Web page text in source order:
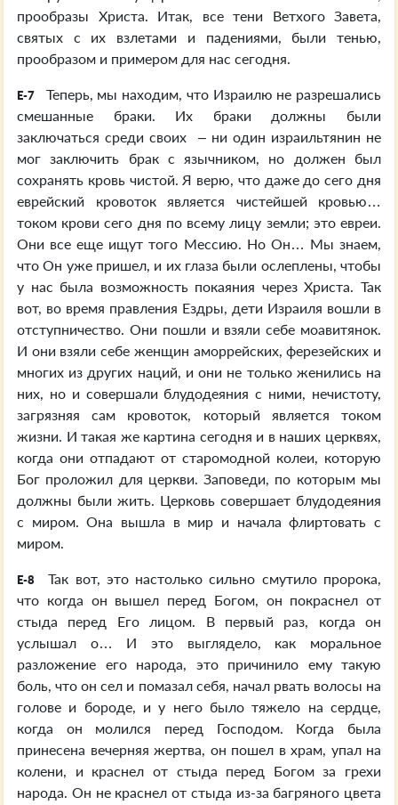
прообразы Христа. Итак, все тени Ветхого Завета,
святых с их взлетами и падениями, были тенью,
прообразом и примером для нас сегодня.
E-7
Теперь, мы находим, что Израилю не разрешались
смешанные браки. Их браки должны были
заключаться среди своих – ни один израильтянин не
мог заключить брак с язычником, но должен был
сохранять кровь чистой. Я верю, что даже до сего дня
еврейский кровоток является чистейшей кровью…
током крови сего дня по всему лицу земли; это евреи.
Они все еще ищут того Мессию. Но Он… Мы знаем,
что Он уже пришел, и их глаза были ослеплены, чтобы
у нас была возможность покаяния через Христа. Так
вот, во время правления Ездры, дети Израиля вошли в
отступничество. Они пошли и взяли себе моавитянок.
И они взяли себе женщин аморрейских, ферезейских и
многих из других наций, и они не только женились на
них, но и совершали блудодеяния с ними, нечистоту,
загрязняя сам кровоток, который является током
жизни. И такая же картина сегодня и в наших церквях,
когда они отпадают от старомодной колеи, которую
Бог проложил для церкви. Заповеди, по которым мы
должны были жить. Церковь совершает блудодеяния
с миром. Она вышла в мир и начала флиртовать с
миром.
E-8
Так вот, это настолько сильно смутило пророка,
что когда он вышел перед Богом, он покраснел от
стыда перед Его лицом. В первый раз, когда он
услышал о… И это выглядело, как моральное
разложение его народа, это причинило ему такую
боль, что он сел и помазал себя, начал рвать волосы на
голове и бороде, и у него было тяжело на сердце,
когда он молился перед Господом. Когда была
принесена вечерняя жертва, он пошел в храм, упал на
колени, и краснел от стыда перед Богом за грехи
народа. Он не краснел от стыда из-за багряного цвета